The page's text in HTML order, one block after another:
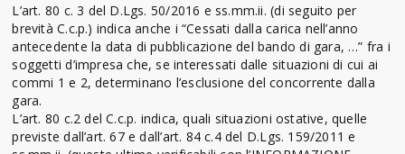
L’art. 80 c. 3 del D.Lgs. 50/2016 e ss.mm.ii. (di seguito per
brevità C.c.p.) indica anche i “Cessati dalla carica nell’anno
antecedente la data di pubblicazione del bando di gara, …” fra i
soggetti d’impresa che, se interessati dalle situazioni di cui ai
commi 1 e 2, determinano l’esclusione del concorrente dalla
gara.
L’art. 80 c.2 del C.c.p. indica, quali situazioni ostative, quelle
previste dall’art. 67 e dall’art. 84 c.4 del D.Lgs. 159/2011 e